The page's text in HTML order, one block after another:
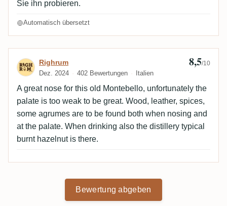
Sie ihn probieren.
Automatisch übersetzt
Bewertung von Righrum
Righrum
Dez. 2024 402 Bewertungen Italien
8,5/10
A great nose for this old Montebello, unfortunately the
palate is too weak to be great. Wood, leather, spices,
some agrumes are to be found both when nosing and
at the palate. When drinking also the distillery typical
burnt hazelnut is there.
Bewertung abgeben